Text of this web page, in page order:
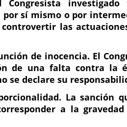
Congresista
sí mismo o por
las
de inocencia. El
de una falta contra la
se declare su
La sanción
a la